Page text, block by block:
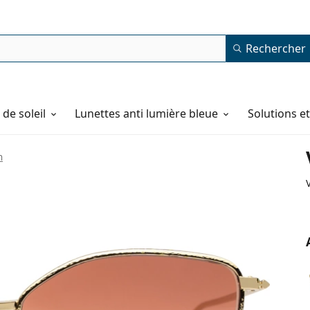
Rechercher
soleil Lunettes anti lumière bleue Solutions